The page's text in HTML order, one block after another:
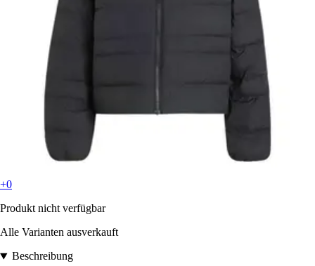
+0
Produkt nicht verfügbar
Alle Varianten ausverkauft
Beschreibung